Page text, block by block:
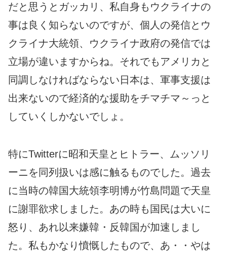
だと思うとガッカリ、私自身もウクライナの
事は良く知らないのですが、個人の発信とウ
クライナ大統領、ウクライナ政府の発信では
立場が違いますからね。それでもアメリカと
同調しなければならない日本は、軍事支援は
出来ないので経済的な援助をチマチマ～っと
していくしかないでしょ。
特にTwitterに昭和天皇とヒトラー、ムッソリ
ーニを同列扱いは感に触るものでした。過去
に当時の韓国大統領李明博が竹島問題で天皇
に謝罪欲求しました。あの時も国民は大いに
怒り、あれ以来嫌韓・反韓国が加速しまし
た。私もかなり憤慨したもので、あ・・やは